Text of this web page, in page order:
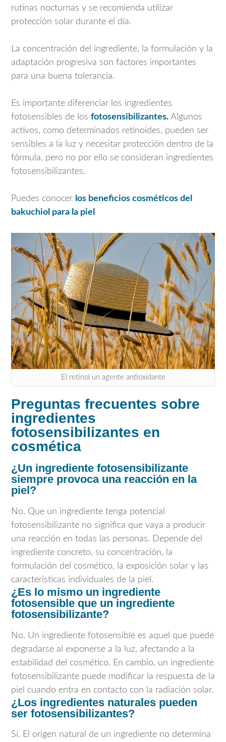
rutinas nocturnas y se recomienda utilizar
protección solar durante el día.
La concentración del ingrediente, la formulación y la
adaptación progresiva son factores importantes
para una buena tolerancia.
Es importante diferenciar los ingredientes
fotosensibles de los fotosensibilizantes. Algunos
activos, como determinados retinoides, pueden ser
sensibles a la luz y necesitar protección dentro de la
fórmula, pero no por ello se consideran ingredientes
fotosensibilizantes.
Puedes conocer los beneficios cosméticos del
bakuchiol para la piel
El retinol un agente antioxidante
Preguntas frecuentes sobre
ingredientes
fotosensibilizantes en
cosmética
¿Un ingrediente fotosensibilizante
siempre provoca una reacción en la
piel?
No. Que un ingrediente tenga potencial
fotosensibilizante no significa que vaya a producir
una reacción en todas las personas. Depende del
ingrediente concreto, su concentración, la
formulación del cosmético, la exposición solar y las
características individuales de la piel.
¿Es lo mismo un ingrediente
fotosensible que un ingrediente
fotosensibilizante?
No. Un ingrediente fotosensible es aquel que puede
degradarse al exponerse a la luz, afectando a la
estabilidad del cosmético. En cambio, un ingrediente
fotosensibilizante puede modificar la respuesta de la
piel cuando entra en contacto con la radiación solar.
¿Los ingredientes naturales pueden
ser fotosensibilizantes?
Sí. El origen natural de un ingrediente no determina